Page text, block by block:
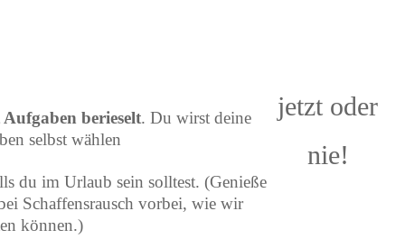
berieselt. Du wirst deine
selbst wählen
du im Urlaub sein solltest. (Genieße
Schaffensrausch vorbei, wie wir
können.)
jetzt oder
nie!